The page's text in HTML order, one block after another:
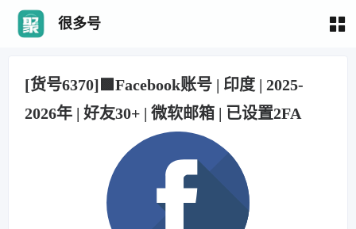
很多号
[货号6370]🟩Facebook账号 | 印度 | 2025-
2026年 | 好友30+ | 微软邮箱 | 已设置2FA